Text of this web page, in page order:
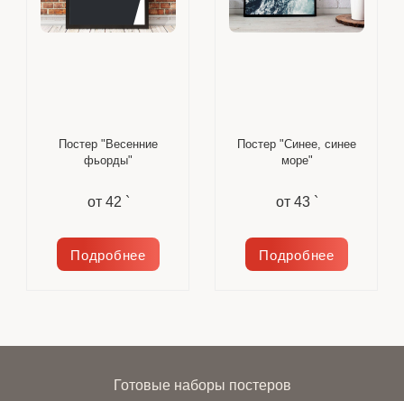
Постер "Весенние
фьорды"
от 42 `
Подробнее
Постер "Синее, синее
море"
от 43 `
Подробнее
Готовые наборы постеров